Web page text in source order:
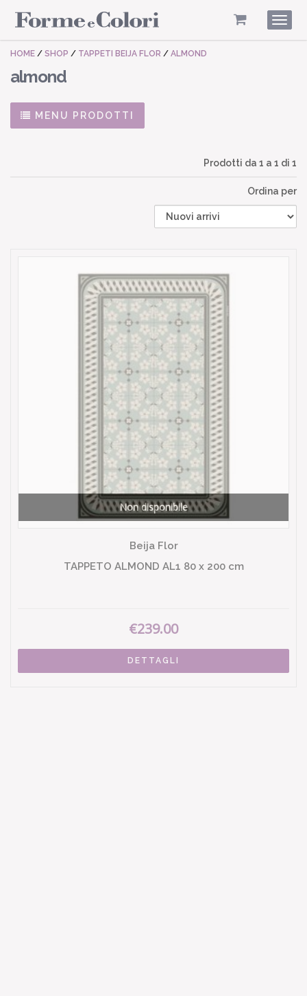
HOME / SHOP / TAPPETI BEIJA FLOR / ALMOND
almond
MENU PRODOTTI
Prodotti da 1 a 1 di 1
Ordina per
Non disponibile
Beija Flor
TAPPETO ALMOND AL1 80 x 200 cm
€239.00
DETTAGLI